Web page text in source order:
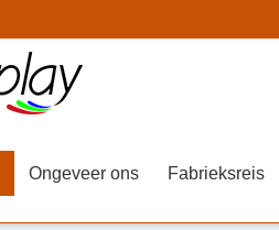
Ongeveer ons Fabrieksreis